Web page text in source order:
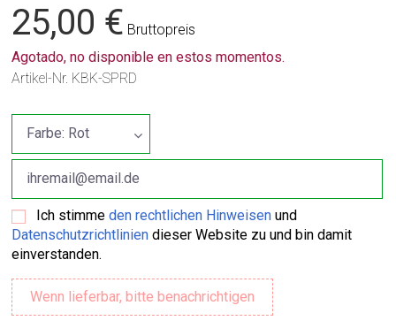
25,00 € Bruttopreis
Agotado, no disponible en estos momentos.
Artikel-Nr. KBK-SPRD
Ich stimmeden rechtlichen Hinweisen und
Datenschutzrichtlinien dieser Website zu und bin damit
einverstanden.